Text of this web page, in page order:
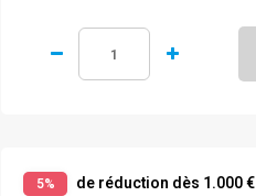
5% de réduction dès 1.000 €